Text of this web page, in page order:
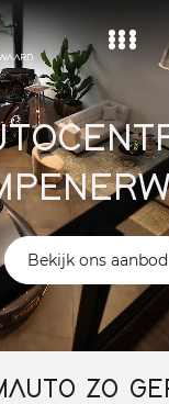
Home
Aanbod
Diensten
Over ons
Vacature
Contact
Bekijk ons aanbod
ZO